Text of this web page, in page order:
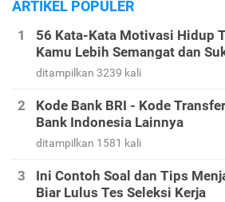
ARTIKEL POPULER
56 Kata-Kata Motivasi Hidup
Kamu Lebih Semangat dan
ditampilkan 3239 kali
Kode Bank BRI - Kode
Bank Indonesia Lainnya
ditampilkan 1581 kali
Ini Contoh Soal dan Tips
Biar Lulus Tes Seleksi Kerja